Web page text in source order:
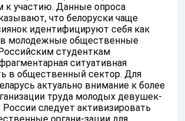
к участию. Данные опроса
что белоруски чаще
идентифицируют себя как
молодежные общественные
студенткам
ситуативная
в общественный сектор. Для
актуально внимание к более
труда молодых девушек-
России следует активизировать